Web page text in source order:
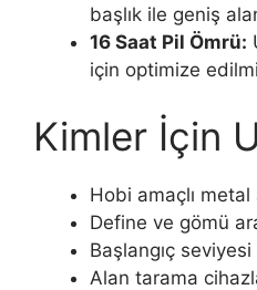
başlık ile geniş
16 Saat Pil Ömrü:
için optimize
Kimler İçin
Hobi amaçlı metal
Define ve gömü
Başlangıç seviyesi
Alan tarama